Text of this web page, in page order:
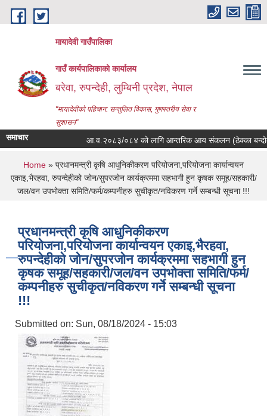
Skip to main content
मायादेवी गाउँपालिका
गाउँ कार्यपालिकाको कार्यालय
बरेवा, रुपन्देही, लुम्बिनी प्रदेश, नेपाल
"मायादेवीको पहिचान: सन्तुलित विकास, गुणस्तरीय सेवा र
सुशासन"
समाचार आ.व.२०८३/०८४ को लागि आन्तरिक आय संकलन (ठेक्का बन्दोबस्त)
You are here
Home » प्रधानमन्त्री कृषि आधुनिकीकरण परियोजना,परियोजना कार्यान्वयन
एकाइ,भैरहवा, रुपन्देहीको जोन/सुपरजोन कार्यक्रममा सहभागी हुन कृषक समूह/सहकारी/
जल/वन उपभोक्ता समिति/फर्म/कम्पनीहरु सुचीकृत/नविकरण गर्ने सम्बन्धी सूचना !!!
प्रधानमन्त्री कृषि आधुनिकीकरण
परियोजना,परियोजना कार्यान्वयन एकाइ,भैरहवा,
रुपन्देहीको जोन/सुपरजोन कार्यक्रममा सहभागी हुन
कृषक समूह/सहकारी/जल/वन उपभोक्ता समिति/फर्म/
कम्पनीहरु सुचीकृत/नविकरण गर्ने सम्बन्धी सूचना
!!!
Submitted on: Sun, 08/18/2024 - 15:03